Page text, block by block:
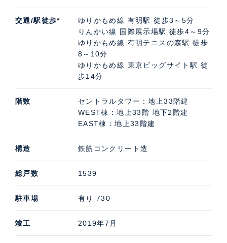
交通/駅徒歩*
ゆりかもめ線 有明駅 徒歩3～5分
りんかい線 国際展示場駅 徒歩4～9分
ゆりかもめ線 有明テニスの森駅 徒歩
8～10分
ゆりかもめ線 東京ビッグサイト駅 徒
歩14分
階数
セントラルタワー：地上33階建
WEST棟：地上33階 地下2階建
EAST棟：地上33階建
構造 鉄筋コンクリート造
総戸数 1539
駐車場 有り 730
竣工 2019年7月